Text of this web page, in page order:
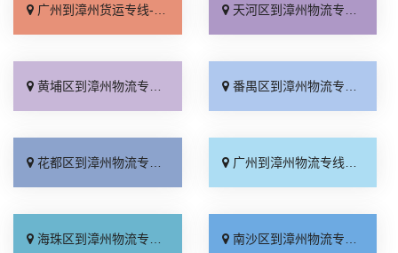
广州到漳州货运专线-广州到漳州物流公司_上门取件「要多少钱」 天河区到漳州物流专线_放心物流「来电咨询」
黄埔区到漳州物流专线_全程直达「运价查询」 番禺区到漳州物流专线_放心物流「费用多少」
花都区到漳州物流专线_上门取件「天天发车」 广州到漳州物流专线_资质齐全「直发全境」
海珠区到漳州物流专线_服务周到「准时到货」 南沙区到漳州物流专线_快速直达「几天到达」